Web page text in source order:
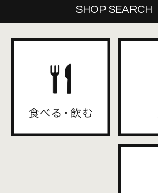
SHOP SEARCH